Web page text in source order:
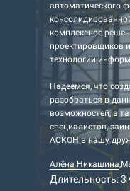
автоматического
комплексное
проектировщиков
технологии
Надеемся, что
разобраться в
возможностей, а
специалистов,
АСКОН в нашу
Алёна Никашина,
Длительность: 3